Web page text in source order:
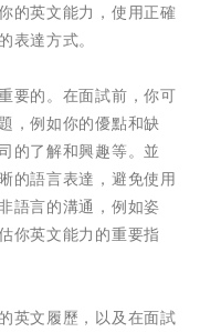
的英文能力，使用正確
表達方式。
要的。在面試前，你可
，例如你的優點和缺
的了解和興趣等。並
的語言表達，避免使用
語言的溝通，例如姿
你英文能力的重要指
英文履歷，以及在面試